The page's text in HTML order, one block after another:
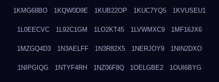
1KMG68BO 1KQW0D9E 1KUB22OP 1KUC7YQ5 1KVUSEU1
1L0EECVC 1L92C1GM 1LO2KT45 1LVWMXC9 1MF16JX6
1MZGQ4D3 1N3AELFF 1N3R82X5 1NERJOY9 1NIN2DXO
1NIPGIQG 1NTYF4RH 1NZ06F8Q 1OELGBE2 1OUI6BYG